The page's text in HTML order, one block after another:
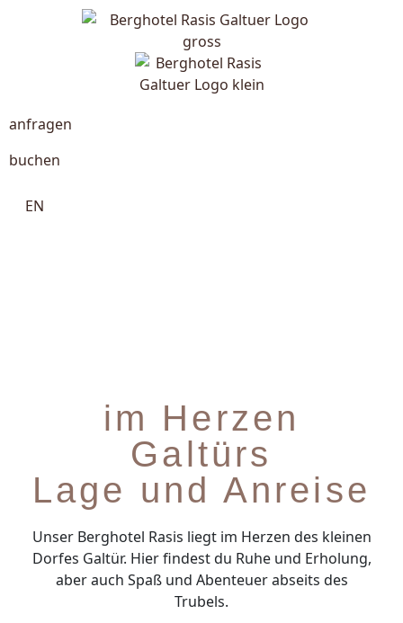
anfragen
buchen
EN
im Herzen
Galtürs
Lage und Anreise
Unser Berghotel Rasis liegt im Herzen des kleinen
Dorfes Galtür. Hier findest du Ruhe und Erholung,
aber auch Spaß und Abenteuer abseits des
Trubels.